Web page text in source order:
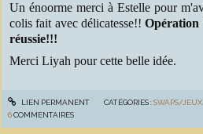
Un énoorme merci à Estelle pour
colis fait avec délicatesse!!
réussie!!!
Merci Liyah pour cette belle idée.
LIEN PERMANENT CATÉGORIES :SWAPS/
6COMMENTAIRES